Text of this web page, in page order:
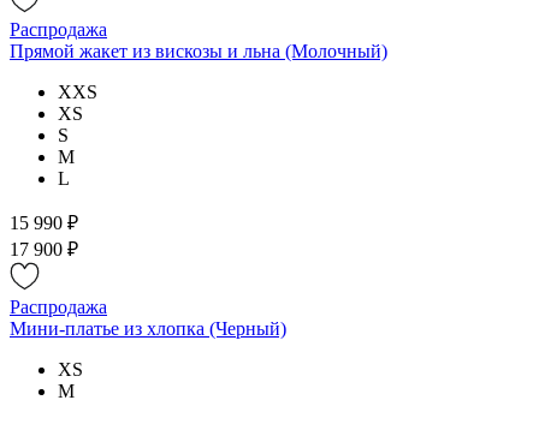
Распродажа
Прямой жакет из вискозы и льна (Молочный)
XXS
XS
S
M
L
15 990 ₽
17 900 ₽
Распродажа
Мини-платье из хлопка (Черный)
XS
M